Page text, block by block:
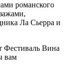
романского
Ла Сьерра и
Фестиваль Вина
вам